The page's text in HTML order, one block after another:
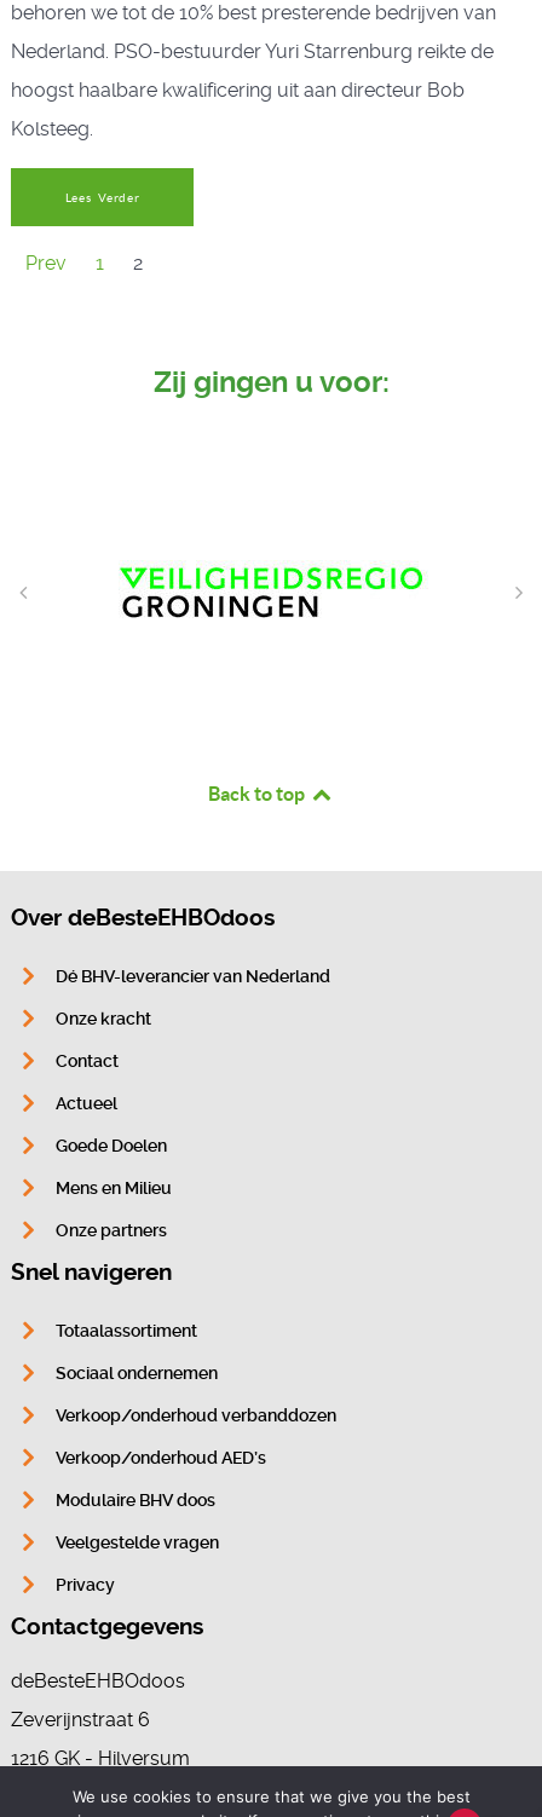
behoren we tot de 10% best presterende bedrijven van
Nederland. PSO-bestuurder Yuri Starrenburg reikte de
hoogst haalbare kwalificering uit aan directeur Bob
Kolsteeg.
Lees Verder
Prev 1 2
Zij gingen u voor:
Back to top
Over deBesteEHBOdoos
Dé BHV-leverancier van Nederland
Onze kracht
Contact
Actueel
Goede Doelen
Mens en Milieu
Onze partners
Snel navigeren
Totaalassortiment
Sociaal ondernemen
Verkoop/onderhoud verbanddozen
Verkoop/onderhoud AED’s
Modulaire BHV doos
Veelgestelde vragen
Privacy
Contactgegevens
deBesteEHBOdoos
Zeverijnstraat 6
1216 GK - Hilversum
We use cookies to ensure that we give you the best